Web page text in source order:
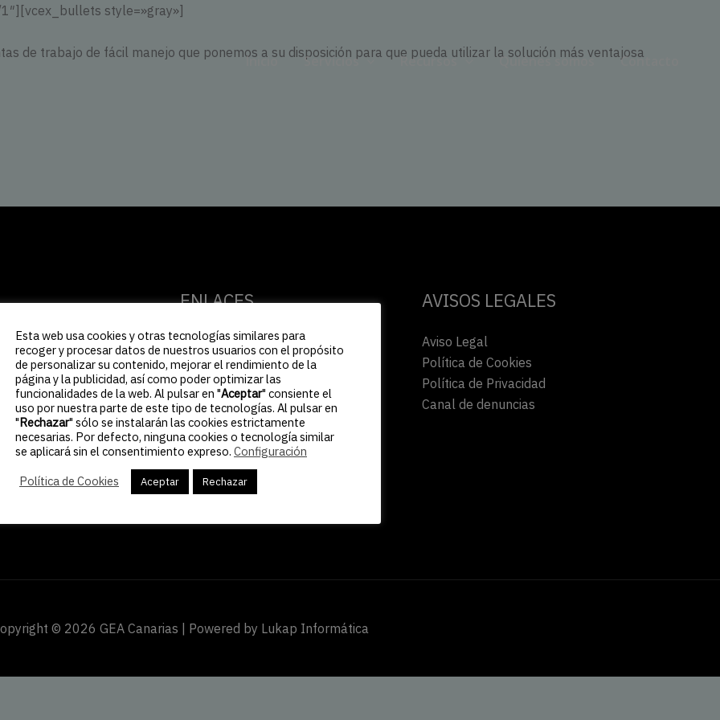
Inicio Servicios Recursos Quiénes somos Contacto
style=»gray»]
de trabajo de fácil manejo que ponemos a su disposición para que pueda utilizar la solución más ventajosa
de Gran Canaria
ENLACES
Inicio
Servicios
Quiénes somos
Contacto
AVISOS LEGALES
Aviso Legal
Política de Cookies
Política de Privacidad
Canal de denuncias
© 2026 GEA Canarias | Powered by Lukap Informática
Esta web usa cookies y otras tecnologías similares para
recoger y procesar datos de nuestros usuarios con el propósito
de personalizar su contenido, mejorar el rendimiento de la
página y la publicidad, así como poder optimizar las
funcionalidades de la web. Al pulsar en "Aceptar" consiente el
uso por nuestra parte de este tipo de tecnologías. Al pulsar en
"Rechazar" sólo se instalarán las cookies estrictamente
necesarias. Por defecto, ninguna cookies o tecnología similar
se aplicará sin el consentimiento expreso. Configuración
Política de Cookies
Aceptar Rechazar